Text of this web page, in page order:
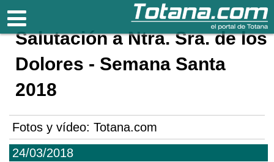
Totana.com
24/03/2018
Salutación a Ntra. Sra. de los
Dolores - Semana Santa
2018
Fotos y vídeo: Totana.com